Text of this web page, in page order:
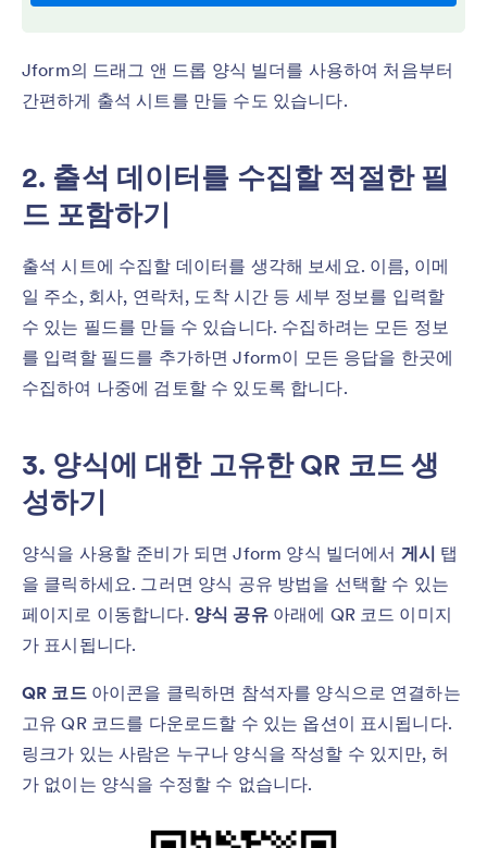
Jform의 드래그 앤 드롭 양식 빌더를 사용하여 처음부터
간편하게 출석 시트를 만들 수도 있습니다.
2. 출석 데이터를 수집할 적절한 필
드 포함하기
출석 시트에 수집할 데이터를 생각해 보세요. 이름, 이메
일 주소, 회사, 연락처, 도착 시간 등 세부 정보를 입력할
수 있는 필드를 만들 수 있습니다. 수집하려는 모든 정보
를 입력할 필드를 추가하면 Jform이 모든 응답을 한곳에
수집하여 나중에 검토할 수 있도록 합니다.
3. 양식에 대한 고유한 QR 코드 생
성하기
양식을 사용할 준비가 되면 Jform 양식 빌더에서 게시 탭
을 클릭하세요. 그러면 양식 공유 방법을 선택할 수 있는
페이지로 이동합니다. 양식 공유아래에 QR 코드 이미지
가 표시됩니다.
QR 코드아이콘을 클릭하면 참석자를 양식으로 연결하는
고유 QR 코드를 다운로드할 수 있는 옵션이 표시됩니다.
링크가 있는 사람은 누구나 양식을 작성할 수 있지만, 허
가 없이는 양식을 수정할 수 없습니다.